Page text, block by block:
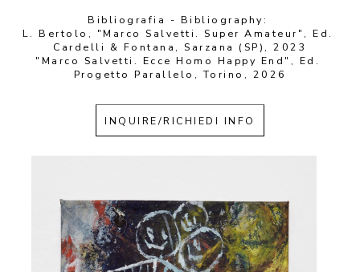
Bibliografia - Bibliography:
L. Bertolo, "Marco Salvetti. Super Amateur", Ed.
Cardelli & Fontana, Sarzana (SP), 2023
"Marco Salvetti. Ecce Homo Happy End", Ed.
Progetto Parallelo, Torino, 2026
INQUIRE/RICHIEDI INFO